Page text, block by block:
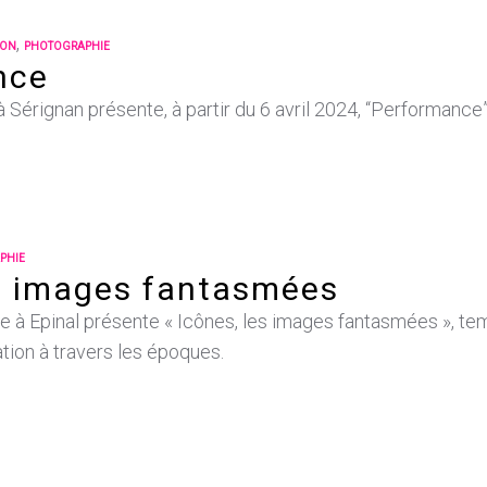
, PHOTOGRAPHIE
présente, à partir du 6 avril 2024,
images fantasmées
à Epinal présente « Icônes, les images fantasmées »,
à travers les époques.